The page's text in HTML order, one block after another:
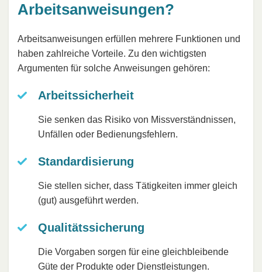
Arbeitsanweisungen?
Arbeitsanweisungen erfüllen mehrere Funktionen und
haben zahlreiche Vorteile. Zu den wichtigsten
Argumenten für solche Anweisungen gehören:
Arbeitssicherheit
Sie senken das Risiko von Missverständnissen,
Unfällen oder Bedienungsfehlern.
Standardisierung
Sie stellen sicher, dass Tätigkeiten immer gleich
(gut) ausgeführt werden.
Qualitätssicherung
Die Vorgaben sorgen für eine gleichbleibende
Güte der Produkte oder Dienstleistungen.